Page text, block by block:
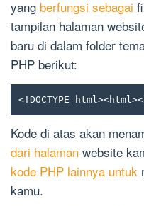
yang berfungsi sebagai
tampilan halaman
baru di dalam folder
PHP berikut:
<!DOCTYPE
Kode di atas akan
dari halaman website
kode PHP lainnya untuk
kamu.